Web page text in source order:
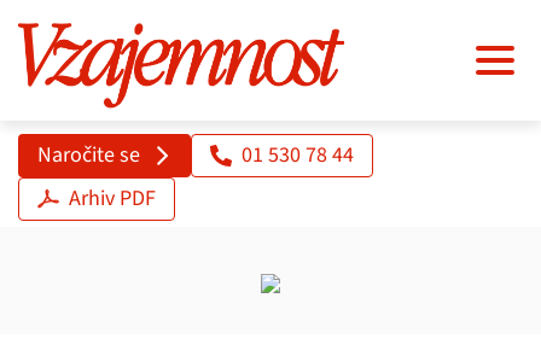
Naročite se
01 530 78 44
Arhiv PDF